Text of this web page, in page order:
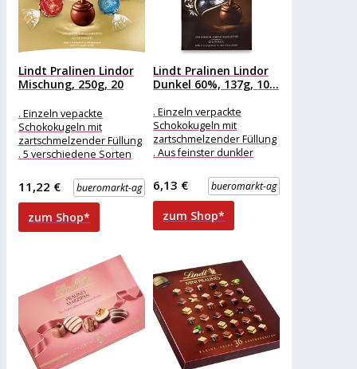
Lindt Pralinen Lindor
Mischung, 250g, 20
. Einzeln vepackte
Schokokugeln mit
zartschmelzender Füllung
. 5 verschiedene Sorten
einzeln verpackt
Eigenschaft: ohne Alkohol
weitere
Produktinformationen:
bueromarkt-ag
11,22 €
zum Shop*
Lindt Pralinen Lindor
Dunkel 60%, 137g, 10...
. Einzeln verpackte
Schokokugeln mit
zartschmelzender Füllung
. Aus feinster dunkler
Kakaoanteil Merkmale:
Verpackung: einzeln
verpackt
bueromarkt-ag
6,13 €
zum Shop*